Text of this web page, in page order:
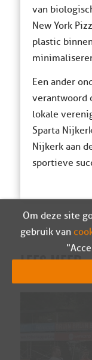
van
New York
plastic
Een ander
verantwoord
lokale
Sparta
Nijkerk aan
sportieve
LEES MEER
Om deze site
gebruik van